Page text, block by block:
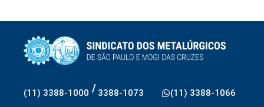
(11) 3388-1000 / 3388-1073 (11) 3388-1066